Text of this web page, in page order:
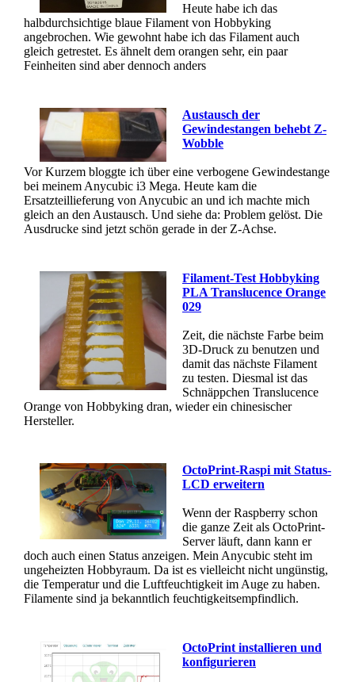
Heute habe ich das
halbdurchsichtige blaue Filament von Hobbyking
angebrochen. Wie gewohnt habe ich das Filament auch
gleich getrestet. Es ähnelt dem orangen sehr, ein paar
Feinheiten sind aber dennoch anders
Austausch der
Gewindestangen behebt Z-
Wobble
Vor Kurzem bloggte ich über eine verbogene Gewindestange
bei meinem Anycubic i3 Mega. Heute kam die
Ersatzteillieferung von Anycubic an und ich machte mich
gleich an den Austausch. Und siehe da: Problem gelöst. Die
Ausdrucke sind jetzt schön gerade in der Z-Achse.
Filament-Test Hobbyking
PLA Translucence Orange
029
Zeit, die nächste Farbe beim
3D-Druck zu benutzen und
damit das nächste Filament
zu testen. Diesmal ist das
Schnäppchen Translucence
Orange von Hobbyking dran, wieder ein chinesischer
Hersteller.
OctoPrint-Raspi mit Status-
LCD erweitern
Wenn der Raspberry schon
die ganze Zeit als OctoPrint-
Server läuft, dann kann er
doch auch einen Status anzeigen. Mein Anycubic steht im
ungeheizten Hobbyraum. Da ist es vielleicht nicht ungünstig,
die Temperatur und die Luftfeuchtigkeit im Auge zu haben.
Filamente sind ja bekanntlich feuchtigkeitsempfindlich.
OctoPrint installieren und
konfigurieren